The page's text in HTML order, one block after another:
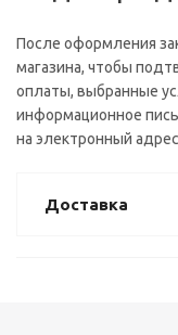
После оформления
магазина, чтобы
оплаты, выбранные
информационное
на электронный
Доставка